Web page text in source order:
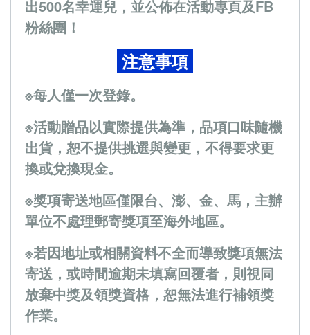
出500名幸運兒，並公佈在活動專頁及FB
粉絲團！
注意事項
※每人僅一次登錄。
※活動贈品以實際提供為準，品項口味隨機
出貨，恕不提供挑選與變更，不得要求更
換或兌換現金。
※獎項寄送地區僅限台、澎、金、馬，主辦
單位不處理郵寄獎項至海外地區。
※若因地址或相關資料不全而導致獎項無法
寄送，或時間逾期未填寫回覆者，則視同
放棄中獎及領獎資格，恕無法進行補領獎
作業。